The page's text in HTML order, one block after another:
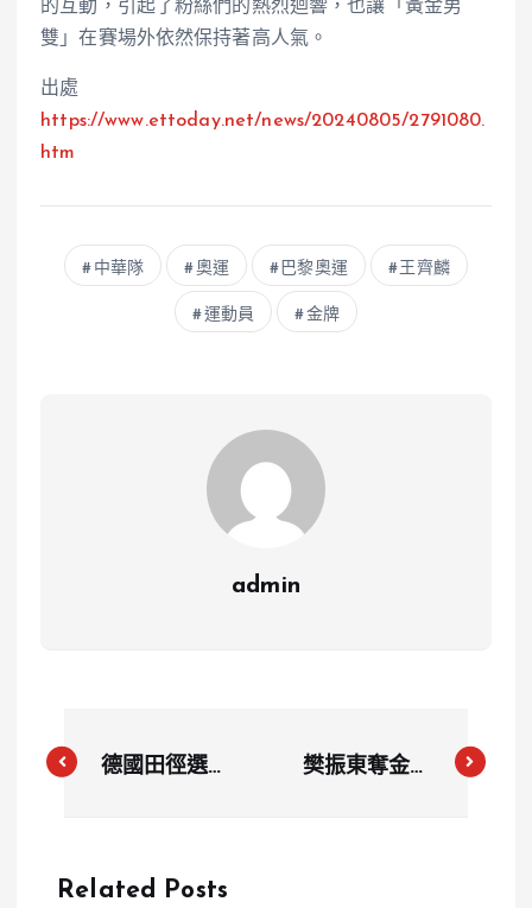
的互動，引起了粉絲們的熱烈迴響，也讓「黃金男
雙」在賽場外依然保持著高人氣。
出處
https://www.ettoday.net/news/20240805/2791080.
htm
中華隊 奧運 巴黎奧運 王齊麟
運動員 金牌
admin
德國田徑選手
0.01秒差距引
樊振東奪金點
Related Posts